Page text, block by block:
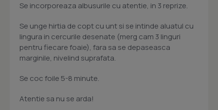
Se incorporeaza albusurile cu atentie, in 3 reprize.
Se unge hirtia de copt cu unt si se intinde aluatul cu
lingura in cercurile desenate (merg cam 3 linguri
pentru fiecare foaie), fara sa se depaseasca
marginile, nivelind suprafata.
Se coc foile 5-8 minute.
Atentie sa nu se arda!